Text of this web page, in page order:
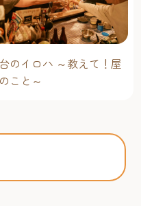
のイロハ ～教えて！屋
こと～